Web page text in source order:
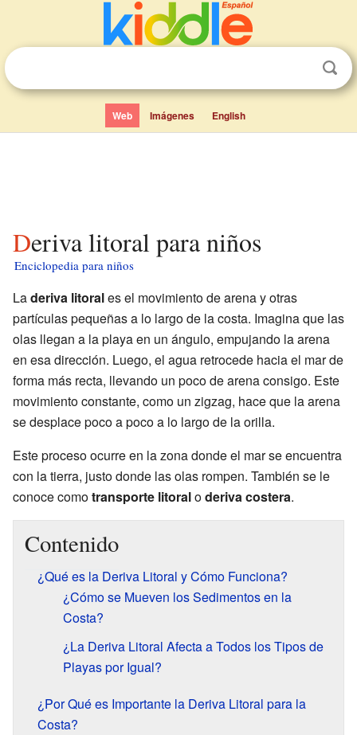
Web Imágenes English
Deriva litoral para niños
Enciclopedia para niños
Laderiva litorales el movimiento de arena y otras
partículas pequeñas a lo largo de la costa. Imagina que las
olas llegan a la playa en un ángulo, empujando la arena
en esa dirección. Luego, el agua retrocede hacia el mar de
forma más recta, llevando un poco de arena consigo. Este
movimiento constante, como un zigzag, hace que la arena
se desplace poco a poco a lo largo de la orilla.
Este proceso ocurre en la zona donde el mar se encuentra
con la tierra, justo donde las olas rompen. También se le
conoce comotransporte litoraloderiva costera.
Contenido
¿Qué es la Deriva Litoral y Cómo Funciona?
¿Cómo se Mueven los Sedimentos en la
Costa?
¿La Deriva Litoral Afecta a Todos los Tipos de
Playas por Igual?
¿Por Qué es Importante la Deriva Litoral para la
Costa?